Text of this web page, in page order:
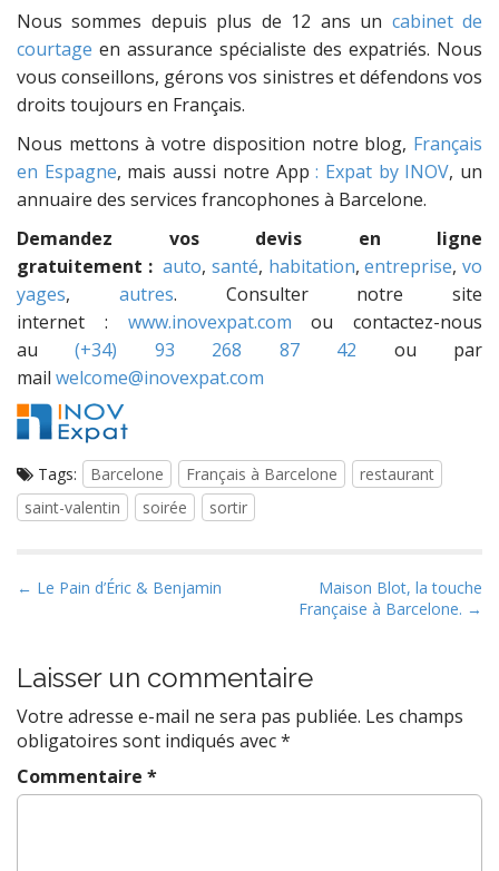
Nous sommes depuis plus de 12 ans un cabinet de
courtage en assurance spécialiste des expatriés. Nous
vous conseillons, gérons vos sinistres et défendons vos
droits toujours en Français.
Nous mettons à votre disposition notre blog, Français
en Espagne, mais aussi notre App: Expat by INOV, un
annuaire des services francophones à Barcelone.
Demandez vos devis en ligne
gratuitement : auto, santé, habitation,entreprise,vo
yages, autres. Consulter notre site
internet : www.inovexpat.com ou contactez-nous
au(+34) 93 268 87 42 ou par
mail welcome@inovexpat.com
Tags: Barcelone Français à Barcelone
restaurant
saint-valentin
soirée sortir
P
t
n
a
v
i
← Le Pain d’Éric & Benjamin
Maison Blot, la touche
Française à Barcelone. →
Laisser un commentaire
Votre adresse e-mail ne sera pas publiée. Les champs
obligatoires sont indiqués avec*
Commentaire *